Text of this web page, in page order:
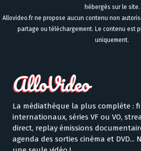
hébergés sur le site.
Allovideo.fr ne propose aucun contenu non
partage ou téléchargement. Le contenu est
uniquement.
La médiathèque la plus complète :
internationaux, séries VF ou VO,
direct, replay émissions
agenda des sorties cinéma et DVD...